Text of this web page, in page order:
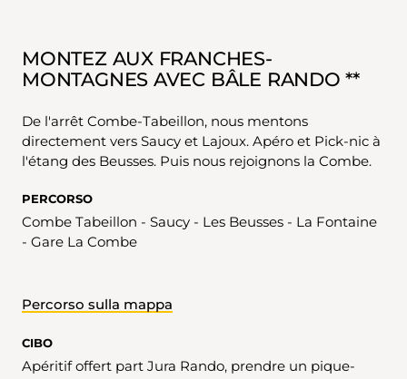
MONTEZ AUX FRANCHES-
MONTAGNES AVEC BÂLE RANDO **
De l'arrêt Combe-Tabeillon, nous mentons
directement vers Saucy et Lajoux. Apéro et Pick-nic à
l'étang des Beusses. Puis nous rejoignons la Combe.
PERCORSO
Combe Tabeillon - Saucy - Les Beusses - La Fontaine
- Gare La Combe
Percorso sulla mappa
CIBO
Apéritif offert part Jura Rando, prendre un pique-